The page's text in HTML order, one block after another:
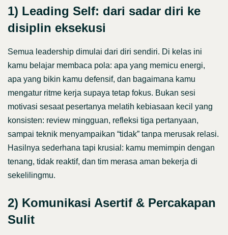
1) Leading Self: dari sadar diri ke
disiplin eksekusi
Semua leadership dimulai dari diri sendiri. Di kelas ini
kamu belajar membaca pola: apa yang memicu energi,
apa yang bikin kamu defensif, dan bagaimana kamu
mengatur ritme kerja supaya tetap fokus. Bukan sesi
motivasi sesaat pesertanya melatih kebiasaan kecil yang
konsisten: review mingguan, refleksi tiga pertanyaan,
sampai teknik menyampaikan “tidak” tanpa merusak relasi.
Hasilnya sederhana tapi krusial: kamu memimpin dengan
tenang, tidak reaktif, dan tim merasa aman bekerja di
sekelilingmu.
2) Komunikasi Asertif & Percakapan
Sulit